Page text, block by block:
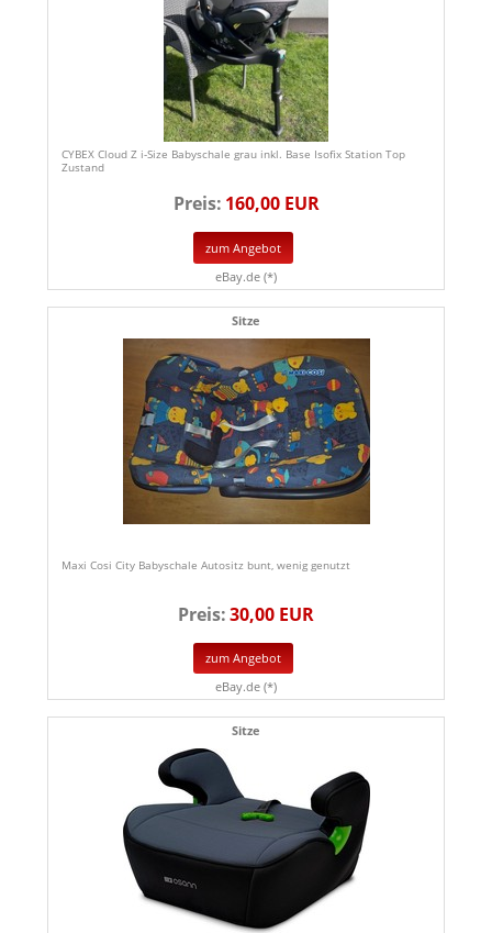
CYBEX Cloud Z i-Size Babyschale grau inkl. Base Isofix Station Top
Zustand
Preis: 160,00 EUR
zum Angebot
eBay.de (*)
Sitze
Maxi Cosi City Babyschale Autositz bunt, wenig genutzt
Preis:30,00 EUR
zum Angebot
eBay.de (*)
Sitze